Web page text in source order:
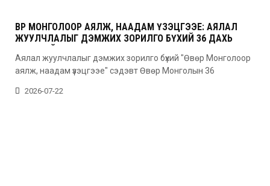
ӨВӨР МОНГОЛООР АЯЛЖ, НААДАМ ҮЗЭЦГЭЭЕ: АЯЛАЛ
ЖУУЛЧЛАЛЫГ ДЭМЖИХ ЗОРИЛГО БҮХИЙ 36 ДАХЬ
Аялал жуулчлалыг дэмжих зорилго бүхий "Өвөр Монголоор
аялж, наадам үзэцгээе" сэдэвт Өвөр Монголын 36
2026-07-22